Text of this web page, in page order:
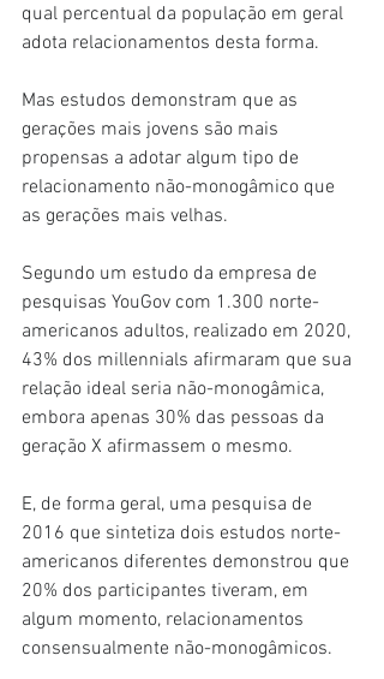
qual percentual da população em geral
adota relacionamentos desta forma.
Mas estudos demonstram que as
gerações mais jovens são mais
propensas a adotar algum tipo de
relacionamento não-monogâmico que
as gerações mais velhas.
Segundo um estudo da empresa de
pesquisas YouGov com 1.300 norte-
americanos adultos, realizado em 2020,
43% dos millennials afirmaram que sua
relação ideal seria não-monogâmica,
embora apenas 30% das pessoas da
geração X afirmassem o mesmo.
E, de forma geral, uma pesquisa de
2016 que sintetiza dois estudos norte-
americanos diferentes demonstrou que
20% dos participantes tiveram, em
algum momento, relacionamentos
consensualmente não-monogâmicos.